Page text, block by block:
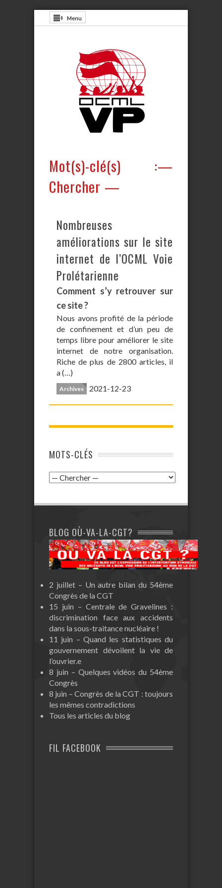
Menu
Mot(s)-clé(s) :—
Chercher —
Nombreuses
améliorations sur le site
internet de l’OCML Voie
Prolétarienne
Comment s’y retrouver sur
ce site ?
Nous avons profité de la période
de confinement et d’un peu de
temps libre pour améliorer le site
internet de notre organisation.
Riche de plus de 2800 articles, il
a (…)
Archives 2021-12-23
MOTS-CLÉS
BLOG OÙ-VA-LA-CGT?
2 juillet – Un autre bilan du 54ème
Congrès de la CGT
15 juin – Centrale de Gravelines :
discrimination face aux accidents
dans la sous-traitance nucléaire !
11 juin – Quand les statistiques du
gouvernement dévoilent la vie de
l’ouvrier.e
8 juin – Quelques vidéos du 54ème
Congrès
8 juin – Congrès de la CGT : toujours
les mêmes contradictions
Tous les articles du blog
FIL FACEBOOK